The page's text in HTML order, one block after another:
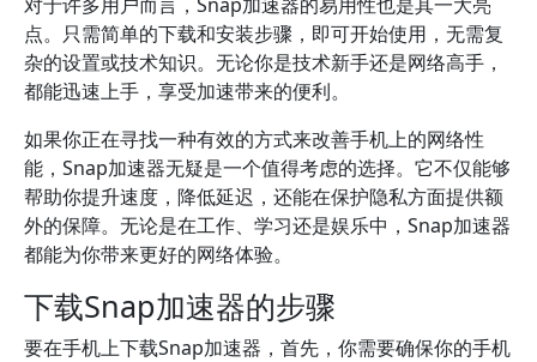
点。只需简单的下载和安装步骤，即可开始使用，无需复
杂的设置或技术知识。无论你是技术新手还是网络高手，
都能迅速上手，享受加速带来的便利。
如果你正在寻找一种有效的方式来改善手机上的网络性
能，Snap加速器无疑是一个值得考虑的选择。它不仅能够
帮助你提升速度，降低延迟，还能在保护隐私方面提供额
外的保障。无论是在工作、学习还是娱乐中，Snap加速器
都能为你带来更好的网络体验。
下载Snap加速器的步骤
要在手机上下载Snap加速器，首先，你需要确保你的手机